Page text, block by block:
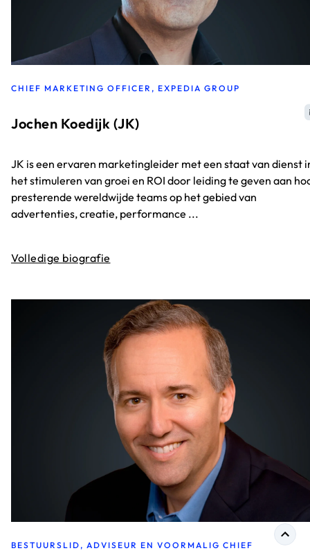
CHIEF MARKETING OFFICER, EXPEDIA GROUP
Jochen Koedijk (JK)
JK is een ervaren marketingleider met een staat van dienst
het stimuleren van groei en ROI door leiding te geven aan
presterende wereldwijde teams op het gebied van
advertenties, creatie, performance ...
Volledige biografie
BESTUURSLID, ADVISEUR EN VOORMALIG CHIEF